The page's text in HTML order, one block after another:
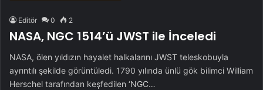
Editör 0 2
NASA, NGC 1514’ü JWST ile İnceledi
NASA, ölen yıldızın hayalet halkalarını JWST teleskobuyla
ayrıntılı şekilde görüntüledi. 1790 yılında ünlü gök bilimci William
Herschel tarafından keşfedilen ‘NGC…